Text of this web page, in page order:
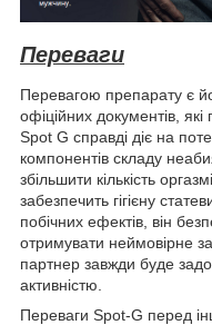
Переваги
Перевагою препарату є
офіційних документів,
Spot G справді діє на
компонентів складу
збільшити кількість
забезпечить гігієну
побічних ефектів, він
отримувати неймовірне
партнер завжди буде
активністю.
Переваги Spot-G перед